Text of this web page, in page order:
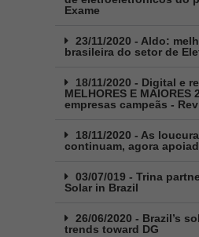
Exame
23/11/2020 - Aldo:
brasileira do setor de
18/11/2020 - Digital e
MELHORES E MAIORES
empresas campeãs -
18/11/2020 - As
continuam, agora
03/07/019 - Trina
Solar in Brazil
26/06/2020 - Brazil’s
trends toward DG